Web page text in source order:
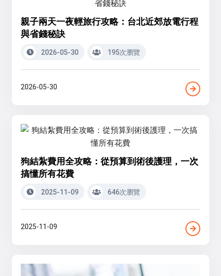
親子兩天一夜輕旅行攻略：台北近郊放電行程
與省錢秘訣
2026-05-30 195次瀏覽
2026-05-30
狗結紮費用全攻略：從預算到術後護理，一次
搞懂所有花費
2025-11-09 646次瀏覽
2025-11-09